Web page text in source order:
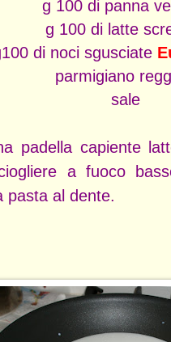
g 100 di panna
g 100 di latte
di noci sgusciate
parmigiano
sale
padella capiente
a fuoco
pasta al dente.